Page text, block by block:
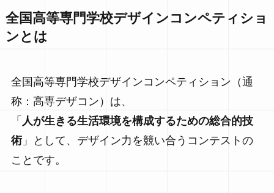
全国高等専門学校デザインコンペティショ
ンとは
全国高等専門学校デザインコンペティション（通
称：高専デザコン）は、
「 人が生きる生活環境を構成するための総合的技
術」として、デザイン力を競い合うコンテストの
ことです。